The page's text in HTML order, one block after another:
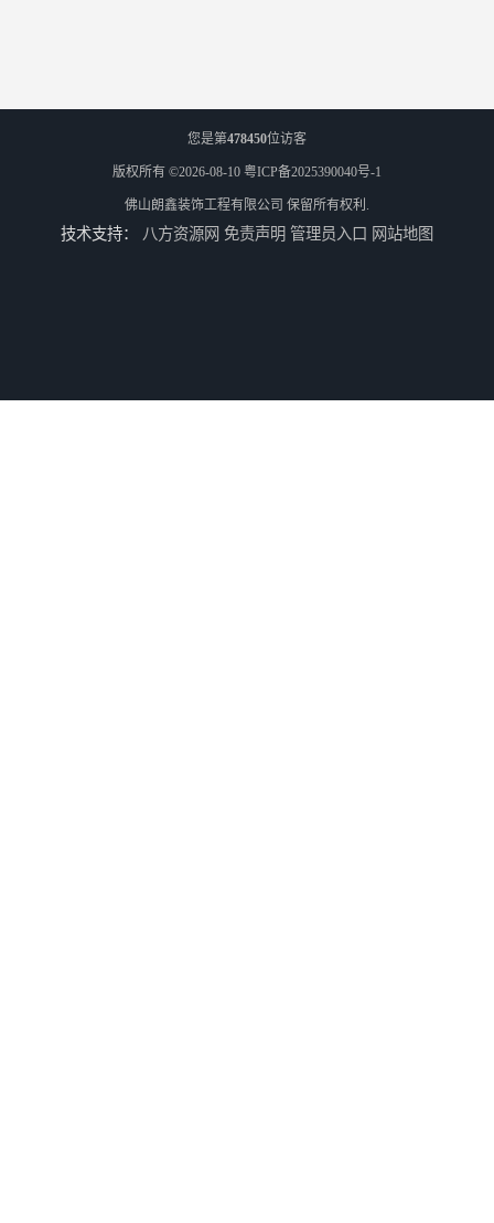
您是第478450位访客
版权所有 ©2026-08-10 粤ICP备2025390040号-1
佛山朗鑫装饰工程有限公司 保留所有权利.
技术支持： 八方资源网 免责声明 管理员入口 网站地图